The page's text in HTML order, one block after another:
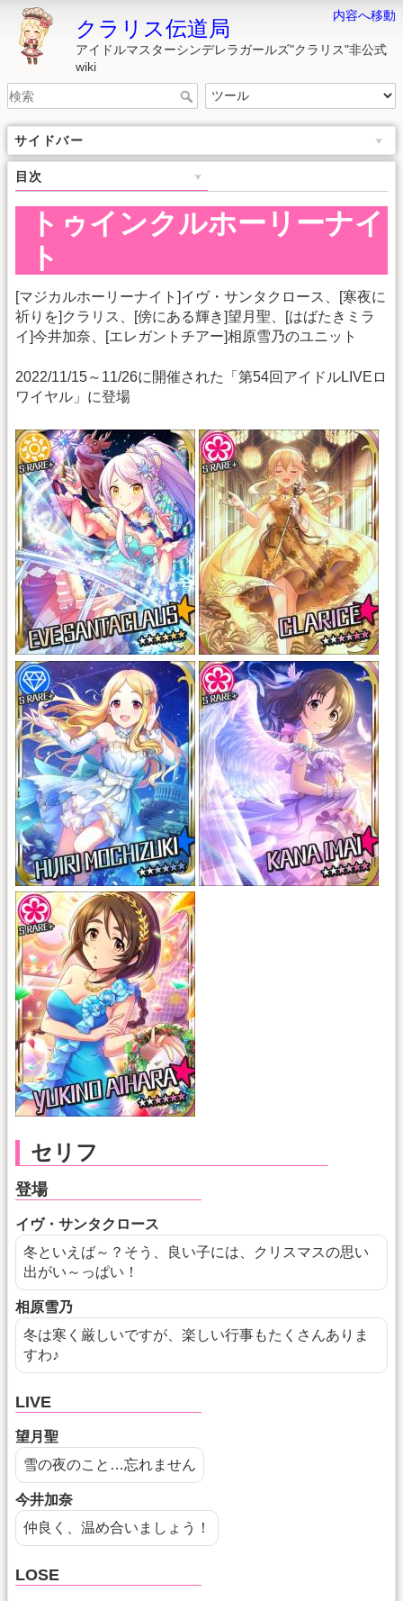
内容へ移動
クラリス伝道局
アイドルマスターシンデレラガールズ"クラリス"非公式
wiki
サイドバー
目次
トゥインクルホーリーナイ
ト
[マジカルホーリーナイト]イヴ・サンタクロース、[寒夜に
祈りを]クラリス、[傍にある輝き]望月聖、[はばたきミラ
イ]今井加奈、[エレガントチアー]相原雪乃のユニット
2022/11/15～11/26に開催された「第54回アイドルLIVEロ
ワイヤル」に登場
セリフ
登場
イヴ・サンタクロース
冬といえば～？そう、良い子には、クリスマスの思い
出がい～っぱい！
相原雪乃
冬は寒く厳しいですが、楽しい行事もたくさんありま
すわ♪
LIVE
望月聖
雪の夜のこと…忘れません
今井加奈
仲良く、温め合いましょう！
LOSE